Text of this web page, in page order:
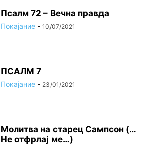
Псалм 72 – Вечна правда
Покајание - 10/07/2021
ПСАЛМ 7
Покајание - 23/01/2021
Молитва на старец Сампсон (…
Не отфрлај ме…)